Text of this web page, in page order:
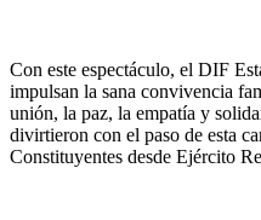
Con este espectáculo, el DIF
impulsan la sana convivencia
unión, la paz, la empatía y
divirtieron con el paso de esta
Constituyentes desde Ejército